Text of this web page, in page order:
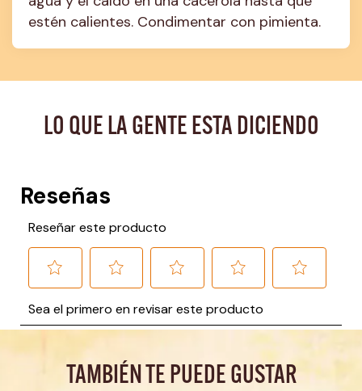
estén calientes. Condimentar con pimienta.
LO QUE LA GENTE ESTA DICIENDO
TAMBIÉN TE PUEDE GUSTAR